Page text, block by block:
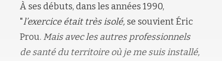
À ses débuts, dans les années 1990,
"l’exercice était très isolé, se souvient Éric
Prou. Mais avec les autres professionnels
de santé du territoire où je me suis installé,